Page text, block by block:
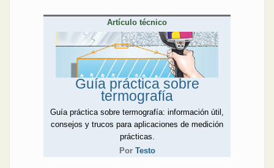
baja tensión; KDK
Argentina, en el principio de
funcionamiento de los
sensores de horquilla
vibrante, y Testo,
información útil, consejos y
trucos para la termografía.
Otras empresas, esta vez,
optaron por escribir acerca
de productos y soluciones
que ofrecen en el mercado.
Finder, un sistema de
Artículo técnico
Guía práctica sobre
termografía
Guía práctica sobre termografía: información útil,
consejos y trucos para aplicaciones de medición
prácticas.
Por Testo